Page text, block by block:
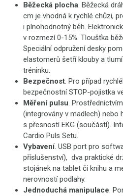
Běžecká plocha. Běžecká
cm je vhodná k rychlé chůzi,
i plnohodnotný běh.
v rozmezí 0-15%. Tloušťka
Speciální odpružení desky
elastomerů šetří klouby a
tréninku.
Bezpečnost. Pro případ
bezpečnostní STOP-pojistka
Měření pulsu.
(integrovány v madlech) nebo
s přesností EKG (součástí).
Cardio Puls Setu.
Vybavení. USB port pro
příslušenství), dva praktické
stojánek na tablet či knihu a
nerovností podlahy.
Jednoduchá manipulace.